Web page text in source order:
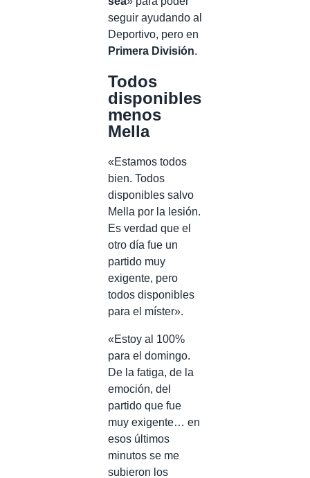
seguir ayudando al
Deportivo, pero en
Primera División.
Todos
disponibles
menos
Mella
«Estamos todos
bien. Todos
disponibles salvo
Mella por la lesión.
Es verdad que el
otro día fue un
partido muy
exigente, pero
todos disponibles
para el míster».
«Estoy al 100%
para el domingo.
De la fatiga, de la
emoción, del
partido que fue
muy exigente… en
esos últimos
minutos se me
subieron los